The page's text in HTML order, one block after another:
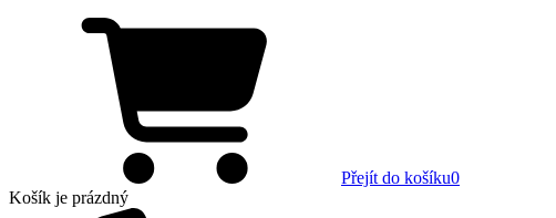
Přejít do košíku0
Košík je prázdný